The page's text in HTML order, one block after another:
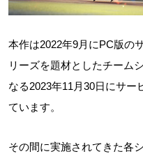
本作は2022年9月にPC版の
リーズを題材としたチーム
なる2023年11月30日にサ
ています。
その間に実施されてきた各